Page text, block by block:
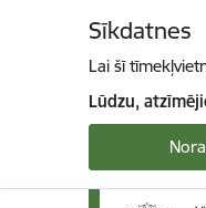
Sīkdatnes
Lai šī
Lūdzu,